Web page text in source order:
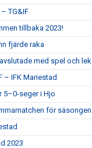
TG&IF
tillbaka 2023!
fjärde raka
med spel och lek
– IFK Mariestad
5–0-seger i Hjo
för säsongen
2023